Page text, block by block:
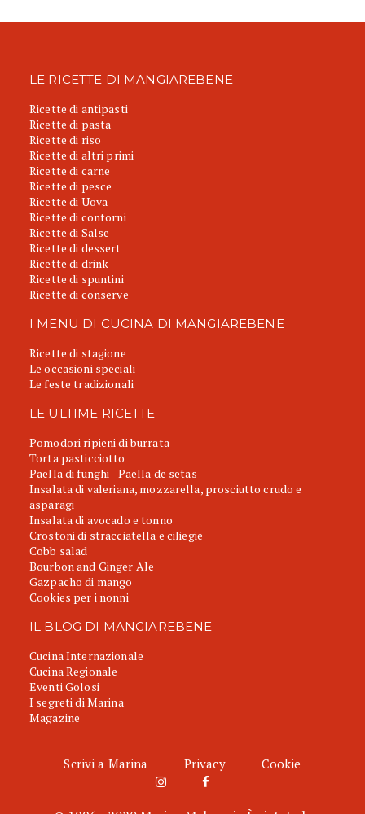
LE RICETTE DI MANGIAREBENE
Ricette di antipasti
Ricette di pasta
Ricette di riso
Ricette di altri primi
Ricette di carne
Ricette di pesce
Ricette di Uova
Ricette di contorni
Ricette di Salse
Ricette di dessert
Ricette di drink
Ricette di spuntini
Ricette di conserve
I MENU DI CUCINA DI MANGIAREBENE
Ricette di stagione
Le occasioni speciali
Le feste tradizionali
LE ULTIME RICETTE
Pomodori ripieni di burrata
Torta pasticciotto
Paella di funghi - Paella de setas
Insalata di valeriana, mozzarella, prosciutto crudo e
asparagi
Insalata di avocado e tonno
Crostoni di stracciatella e ciliegie
Cobb salad
Bourbon and Ginger Ale
Gazpacho di mango
Cookies per i nonni
IL BLOG DI MANGIAREBENE
Cucina Internazionale
Cucina Regionale
Eventi Golosi
I segreti di Marina
Magazine
Scrivi a Marina Privacy Cookie